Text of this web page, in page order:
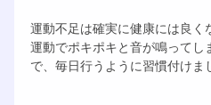
運動不足は確実に健康には良
運動でポキポキと音が鳴ってし
で、毎日行うように習慣付けま